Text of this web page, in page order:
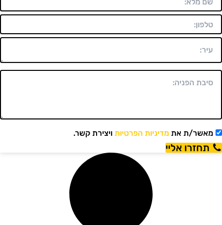
מאשר/ת אתמדיניות הפרטיותויצירת קשר.
תחזרו אליי